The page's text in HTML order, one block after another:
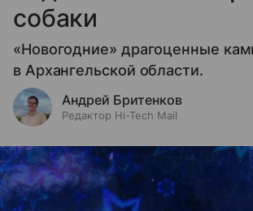
собаки
«Новогодние» драгоценные
в Архангельской области.
Андрей Бритенков
Редактор Hi-Tech Mail